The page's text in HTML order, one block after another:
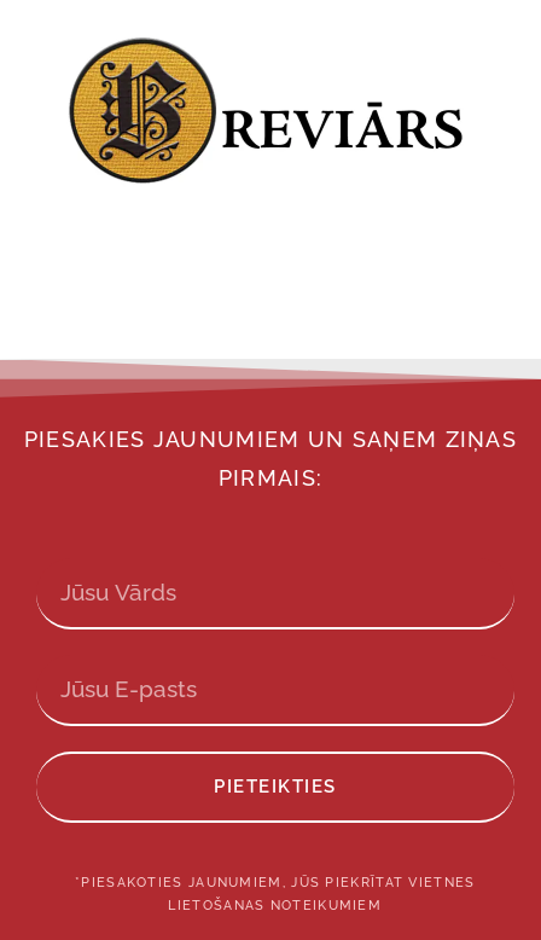
PIESAKIES JAUNUMIEM UN SAŅEM ZIŅAS
PIRMAIS:
PIETEIKTIES
*PIESAKOTIES JAUNUMIEM, JŪS PIEKRĪTAT VIETNES
LIETOŠANAS NOTEIKUMIEM